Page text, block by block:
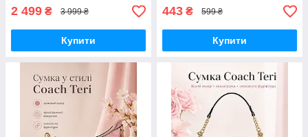
2 499 ₴ 3 999 ₴
Купити
443 ₴ 599 ₴
Купити